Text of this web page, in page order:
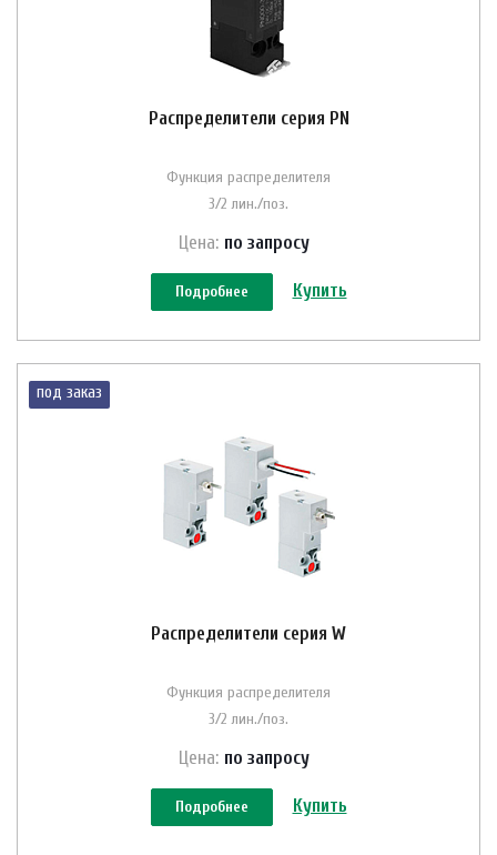
Распределители серия PN
Функция распределителя
3/2 лин./поз.
Цена: по запросу
Подробнее Купить
под заказ
Распределители серия W
Функция распределителя
3/2 лин./поз.
Цена: по запросу
Подробнее Купить